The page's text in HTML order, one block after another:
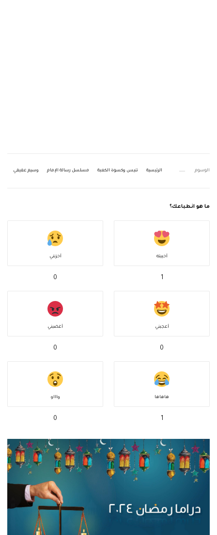
الوسوم الرئيسية تنيس وكسوة الكعبة مسلسل رسالة الإمام وسيم عفيفي
ما هو انطباعك؟
أحببته
1
أحزنني
0
أعجبني
0
أغضبني
0
هاهاها
1
واااو
0